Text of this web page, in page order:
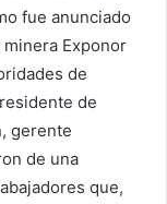
fue anunciado
Exponor
de
de
gerente
de una
que,